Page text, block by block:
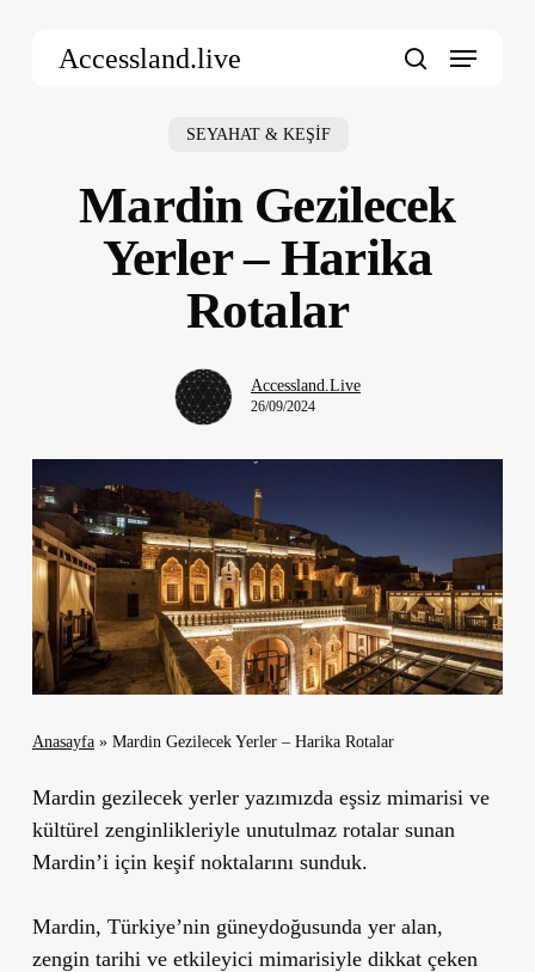
Accessland.live Menu
SEYAHAT & KEŞİF
Mardin Gezilecek
Yerler – Harika
Rotalar
Accessland.Live
26/09/2024
Anasayfa» Mardin Gezilecek Yerler – Harika Rotalar
Mardin gezilecek yerler yazımızda eşsiz mimarisi ve
kültürel zenginlikleriyle unutulmaz rotalar sunan
Mardin’i için keşif noktalarını sunduk.
Mardin, Türkiye’nin güneydoğusunda yer alan,
zengin tarihi ve etkileyici mimarisiyle dikkat çeken